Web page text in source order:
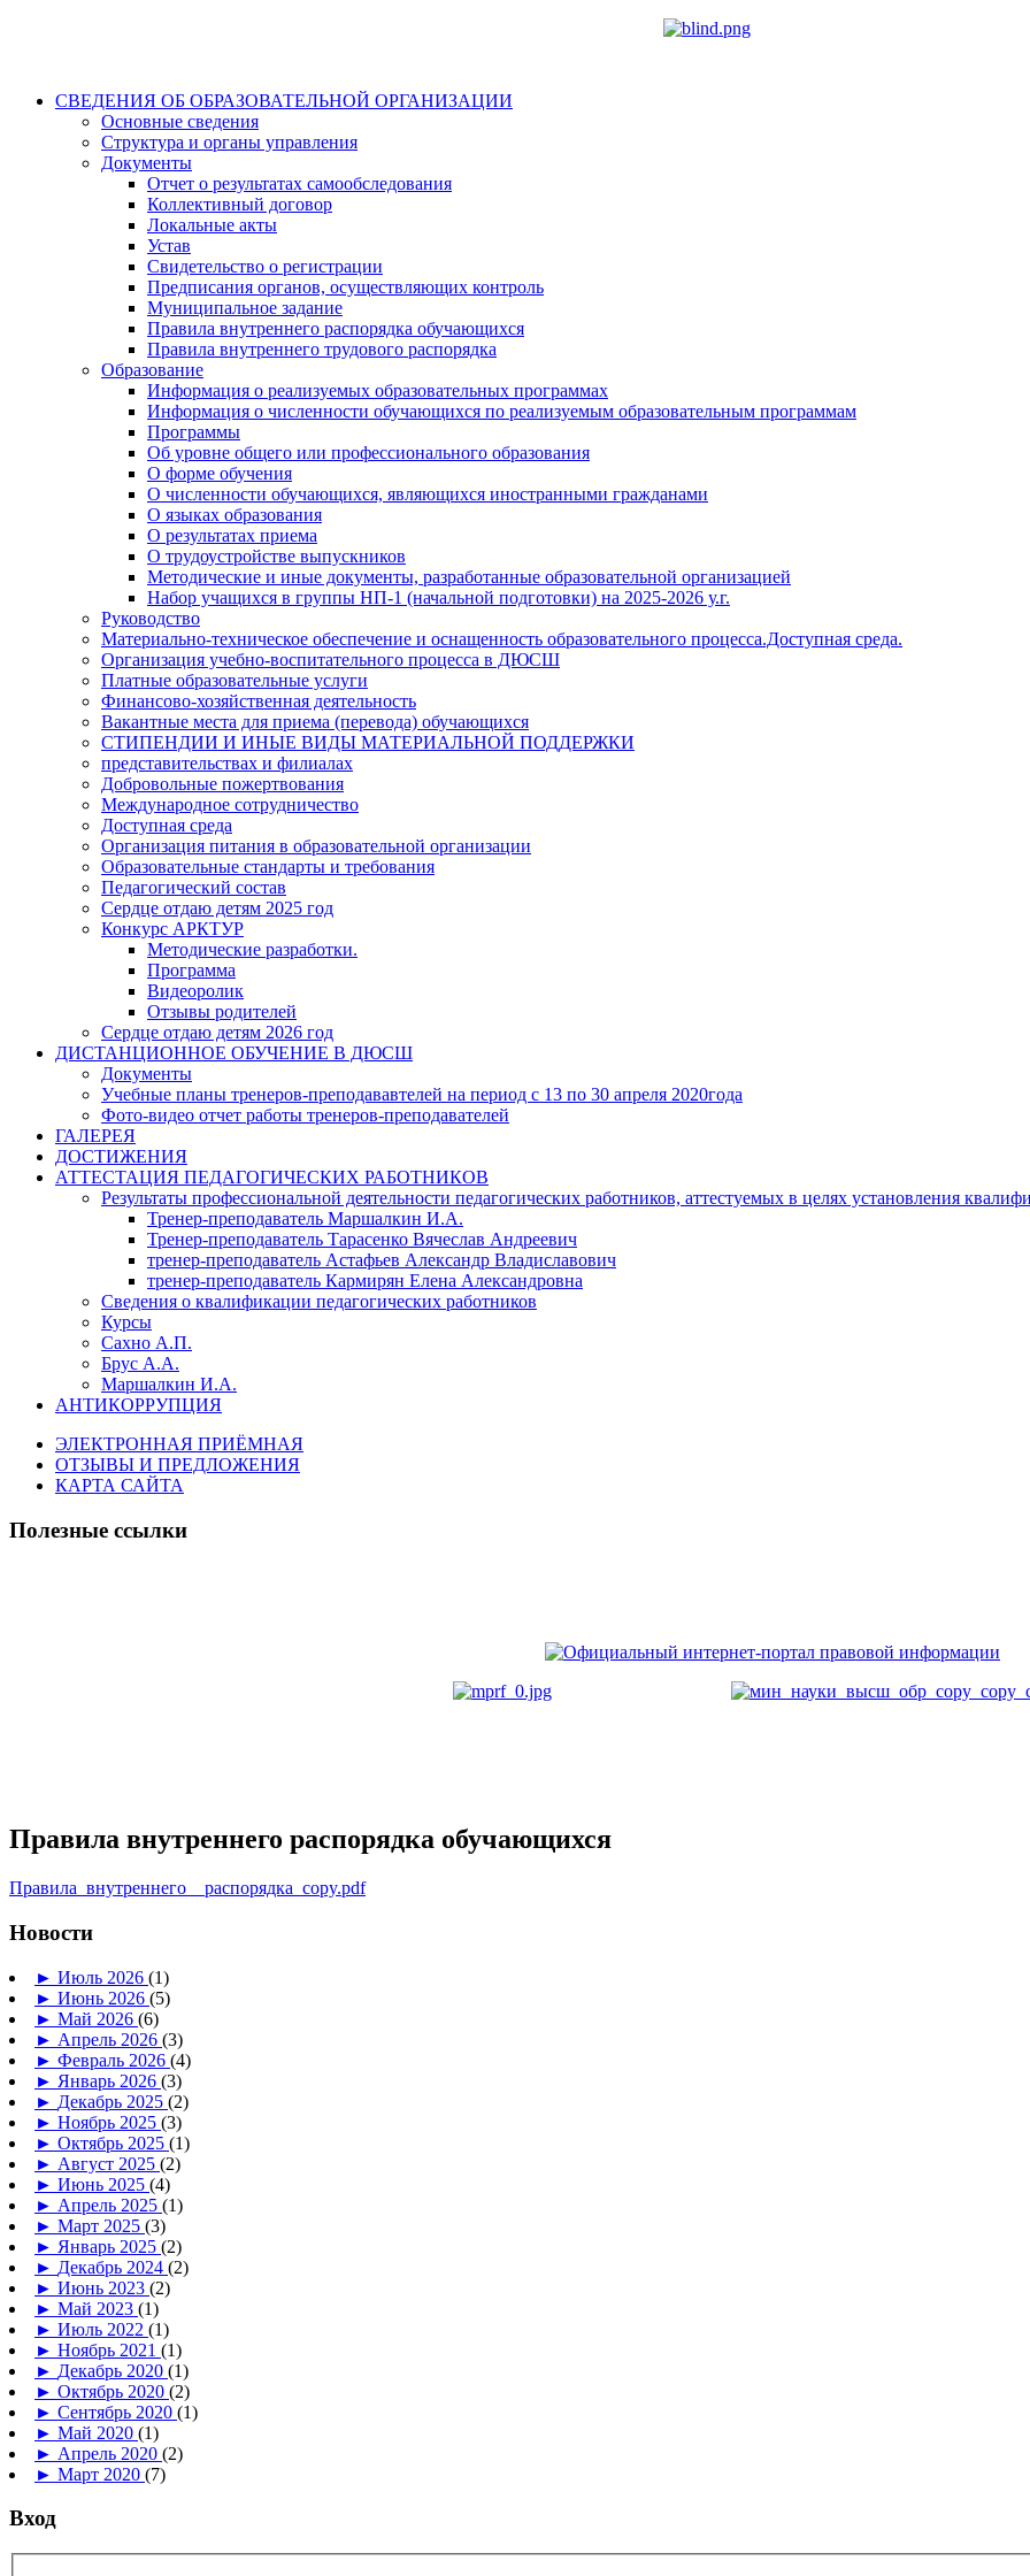
СВЕДЕНИЯ ОБ ОБРАЗОВАТЕЛЬНОЙ ОРГАНИЗАЦИИ
Основные сведения
Структура и органы управления
Документы
Отчет о результатах самообследования
Коллективный договор
Локальные акты
Устав
Свидетельство о регистрации
Предписания органов, осуществляющих контроль
Муниципальное задание
Правила внутреннего распорядка обучающихся
Правила внутреннего трудового распорядка
Образование
Информация о реализуемых образовательных программах
Информация о численности обучающихся по реализуемым образовательным программам
Программы
Об уровне общего или профессионального образования
О форме обучения
О численности обучающихся, являющихся иностранными гражданами
О языках образования
О результатах приема
О трудоустройстве выпускников
Методические и иные документы, разработанные образовательной организацией
Набор учащихся в группы НП-1 (начальной подготовки) на 2025-2026 у.г.
Руководство
Материально-техническое обеспечение и оснащенность образовательного процесса.Доступная среда.
Организация учебно-воспитательного процесса в ДЮСШ
Платные образовательные услуги
Финансово-хозяйственная деятельность
Вакантные места для приема (перевода) обучающихся
СТИПЕНДИИ И ИНЫЕ ВИДЫ МАТЕРИАЛЬНОЙ ПОДДЕРЖКИ
представительствах и филиалах
Добровольные пожертвования
Международное сотрудничество
Доступная среда
Организация питания в образовательной организации
Образовательные стандарты и требования
Педагогический состав
Сердце отдаю детям 2025 год
Конкурс АРКТУР
Методические разработки.
Программа
Видеоролик
Отзывы родителей
Сердце отдаю детям 2026 год
ДИСТАНЦИОННОЕ ОБУЧЕНИЕ В ДЮСШ
Документы
Учебные планы тренеров-преподававтелей на период с 13 по 30 апреля 2020года
Фото-видео отчет работы тренеров-преподавателей
ГАЛЕРЕЯ
ДОСТИЖЕНИЯ
АТТЕСТАЦИЯ ПЕДАГОГИЧЕСКИХ РАБОТНИКОВ
Результаты профессиональной деятельности педагогических работников, аттестуемых в целях установления
Тренер-преподаватель Маршалкин И.А.
Тренер-преподаватель Тарасенко Вячеслав Андреевич
тренер-преподаватель Астафьев Александр Владиславович
тренер-преподаватель Кармирян Елена Александровна
Сведения о квалификации педагогических работников
Курсы
Сахно А.П.
Брус А.А.
Маршалкин И.А.
АНТИКОРРУПЦИЯ
ЭЛЕКТРОННАЯ ПРИЁМНАЯ
ОТЗЫВЫ И ПРЕДЛОЖЕНИЯ
КАРТА САЙТА
Полезные ссылки
Правила внутреннего распорядка обучающихся
Правила_внутреннего__распорядка_copy.pdf
Новости
► Июль 2026 (1)
► Июнь 2026 (5)
► Май 2026 (6)
► Апрель 2026 (3)
► Февраль 2026 (4)
► Январь 2026 (3)
► Декабрь 2025 (2)
► Ноябрь 2025 (3)
► Октябрь 2025 (1)
► Август 2025 (2)
► Июнь 2025 (4)
► Апрель 2025 (1)
► Март 2025 (3)
► Январь 2025 (2)
► Декабрь 2024 (2)
► Июнь 2023 (2)
► Май 2023 (1)
► Июль 2022 (1)
► Ноябрь 2021 (1)
► Декабрь 2020 (1)
► Октябрь 2020 (2)
► Сентябрь 2020 (1)
► Май 2020 (1)
► Апрель 2020 (2)
► Март 2020 (7)
Вход